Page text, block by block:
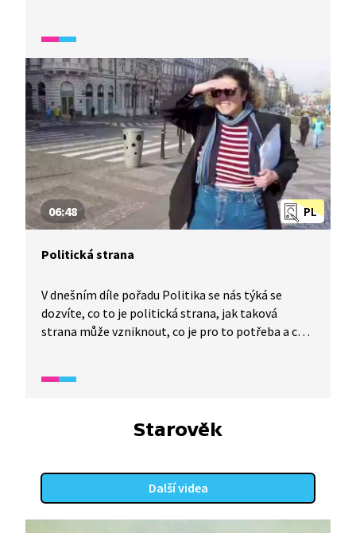
PL
06:48
Politická strana
V dnešním díle pořadu Politika se nás týká se
dozvíte, co to je politická strana, jak taková
strana může vzniknout, co je pro to potřeba a co
úspěchu nárok?
Starověk
Další videa